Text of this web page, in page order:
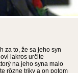
za to, že sa jeho syn
lakros určite
na jeho syna malo
rôzne triky a on potom